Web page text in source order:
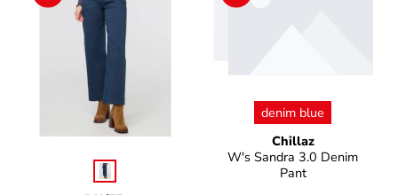
auswählen
Chillaz
W's Sandra 3.0 Denim
Pant
Farbeauswählen
denim blue